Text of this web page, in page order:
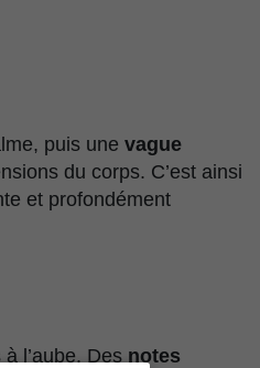
puis une vague
du corps. C’est ainsi
et profondément
l’aube. Des notes